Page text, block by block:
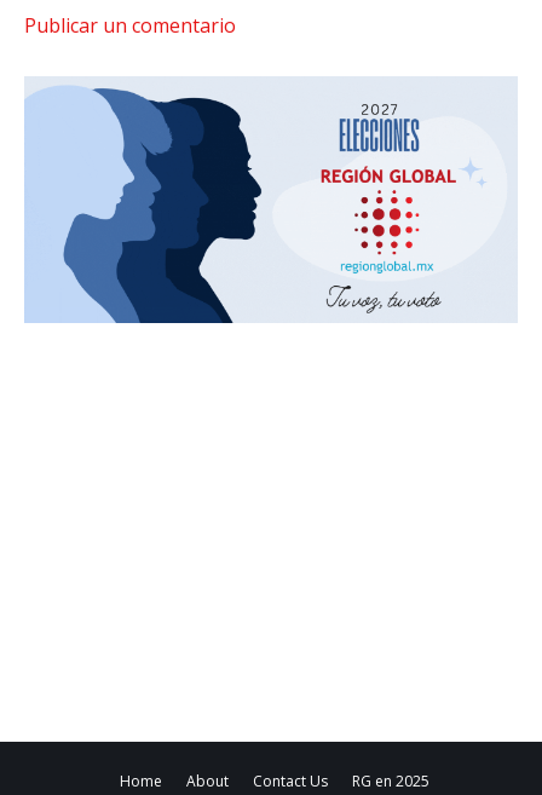
Publicar un comentario
Home About Contact Us RG en 2025